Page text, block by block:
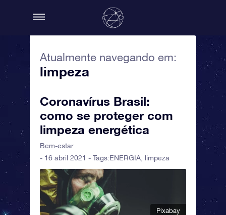
Atualmente navegando em:
limpeza
Coronavírus Brasil:
como se proteger com
limpeza energética
Bem-estar
- 16 abril 2021 - Tags:ENERGIA limpeza
Pixabay